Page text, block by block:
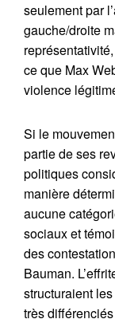
seulement par
gauche/droite
ce que Max
violence
Si le
partie de ses
politiques
manière
aucune
sociaux et
des
Bauman.
structuraient
très